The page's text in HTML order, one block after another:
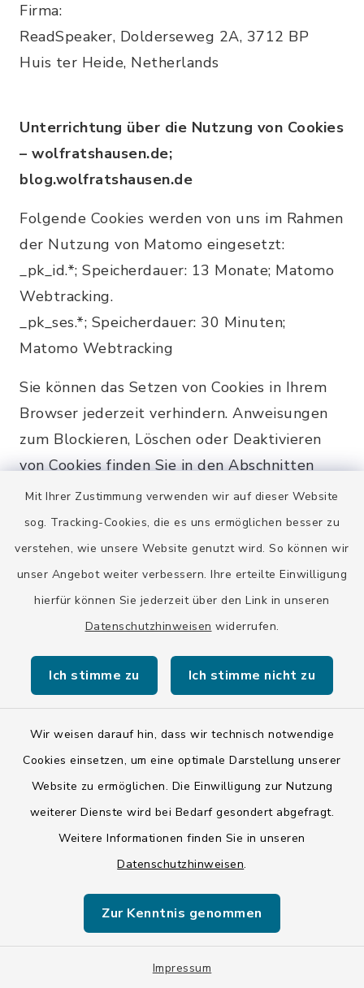
Mit Ihrer Zustimmung verwenden wir auf dieser Website
sog. Tracking-Cookies, die es uns ermöglichen besser zu
verstehen, wie unsere Website genutzt wird. So können wir
unser Angebot weiter verbessern. Ihre erteilte Einwilligung
hierfür können Sie jederzeit über den Link in unseren
Datenschutzhinweisen widerrufen.
Ich stimme zu Ich stimme nicht zu
Wir weisen darauf hin, dass wir technisch notwendige
Cookies einsetzen, um eine optimale Darstellung unserer
Website zu ermöglichen. Die Einwilligung zur Nutzung
weiterer Dienste wird bei Bedarf gesondert abgefragt.
Weitere Informationen finden Sie in unseren
Datenschutzhinweisen.
Zur Kenntnis genommen
Impressum
Firma:
ReadSpeaker, Dolderseweg 2A, 3712 BP
Huis ter Heide, Netherlands
Unterrichtung über die Nutzung von Cookies
– wolfratshausen.de;
blog.wolfratshausen.de
Folgende Cookies werden von uns im Rahmen
der Nutzung von Matomo eingesetzt:
_pk_id.*; Speicherdauer: 13 Monate; Matomo
Webtracking.
_pk_ses.*; Speicherdauer: 30 Minuten;
Matomo Webtracking
Sie können das Setzen von Cookies in Ihrem
Browser jederzeit verhindern. Anweisungen
zum Blockieren, Löschen oder Deaktivieren
von Cookies finden Sie in den Abschnitten
“Hilfe” oder “Support” Ihres Browsers. Bitte
beachten Sie, dass Sie durch das Löschen
unserer Cookies oder das Deaktivieren
zukünftiger Cookies möglicherweise nicht auf
bestimmte Bereiche oder Funktionen unserer
Website zugreifen können.
Informationen zur Verwaltung und Sperrung
von Cookies in Ihrem Browser finden Sie
unter den folgenden Links:
Explorer:http://windows.microsoft.com/de-
de/internet-explorer/delete-manage-
cookies#ie=ie-11
Firefox:https://support.mozilla.org/de-
DE/kb/enable-and-disable-cookies-website-
https://support.google.com/chrome/answer/
hl=de